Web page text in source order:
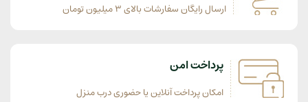
ارسال رایگان سفارشات بالای 3 میلیون تومان
پرداخت امن
امکان پرداخت آنلاین یا حضوری درب منزل